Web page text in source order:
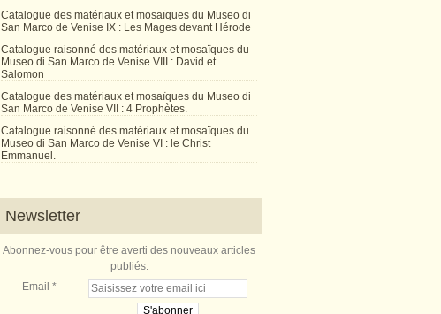
Catalogue des matériaux et mosaïques du Museo di
San Marco de Venise IX : Les Mages devant Hérode
Catalogue raisonné des matériaux et mosaïques du
Museo di San Marco de Venise VIII : David et
Salomon
Catalogue des matériaux et mosaïques du Museo di
San Marco de Venise VII : 4 Prophètes.
Catalogue raisonné des matériaux et mosaïques du
Museo di San Marco de Venise VI : le Christ
Emmanuel.
Newsletter
Abonnez-vous pour être averti des nouveaux articles
publiés.
Email